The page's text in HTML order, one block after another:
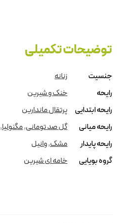
توضیحات تکمیلی
جنسیت
زنانه
رایحه
خنک و شیرین
رایحه ابتدایی
پرتقال ماندارین
رایحه میانی
گل صد تومانی,مگنولیا,
رایحه پایدار
مشک,وانیل
گروه بویایی
خامه ای شیرین